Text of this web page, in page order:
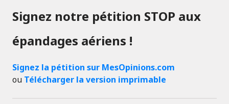
Signez notre pétition STOP aux
épandages aériens !
Signez la pétition sur MesOpinions.com
ou Télécharger la version imprimable